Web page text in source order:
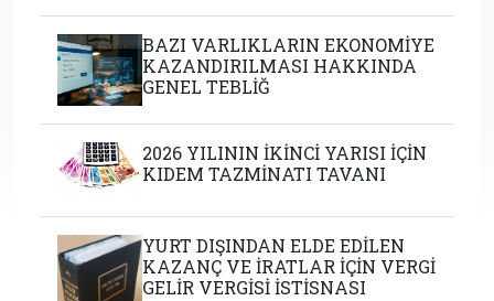
BAZI VARLIKLARIN EKONOMİYE
KAZANDIRILMASI HAKKINDA
GENEL TEBLİĞ
2026 YILININ İKİNCİ YARISI İÇİN
KIDEM TAZMİNATI TAVANI
YURT DIŞINDAN ELDE EDİLEN
KAZANÇ VE İRATLAR İÇİN VERGİ
GELİR VERGİSİ İSTİSNASI